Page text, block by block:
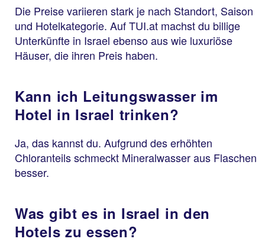
Die Preise variieren stark je nach Standort, Saison
und Hotelkategorie. Auf TUI.at machst du billige
Unterkünfte in Israel ebenso aus wie luxuriöse
Häuser, die ihren Preis haben.
Kann ich Leitungswasser im
Hotel in Israel trinken?
Ja, das kannst du. Aufgrund des erhöhten
Chloranteils schmeckt Mineralwasser aus Flaschen
besser.
Was gibt es in Israel in den
Hotels zu essen?